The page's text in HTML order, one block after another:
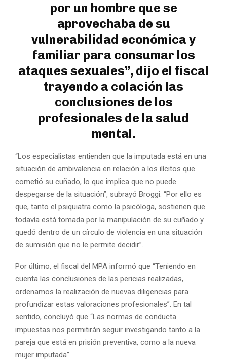
por un hombre que se
aprovechaba de su
vulnerabilidad económica y
familiar para consumar los
ataques sexuales”, dijo el fiscal
trayendo a colación las
conclusiones de los
profesionales de la salud
mental.
“Los especialistas entienden que la imputada está en una
situación de ambivalencia en relación a los ilícitos que
cometió su cuñado, lo que implica que no puede
despegarse de la situación”, subrayó Broggi. “Por ello es
que, tanto el psiquiatra como la psicóloga, sostienen que
todavía está tomada por la manipulación de su cuñado y
quedó dentro de un círculo de violencia en una situación
de sumisión que no le permite decidir”.
Por último, el fiscal del MPA informó que “Teniendo en
cuenta las conclusiones de las pericias realizadas,
ordenamos la realización de nuevas diligencias para
profundizar estas valoraciones profesionales”. En tal
sentido, concluyó que “Las normas de conducta
impuestas nos permitirán seguir investigando tanto a la
pareja que está en prisión preventiva, como a la nueva
mujer imputada”.